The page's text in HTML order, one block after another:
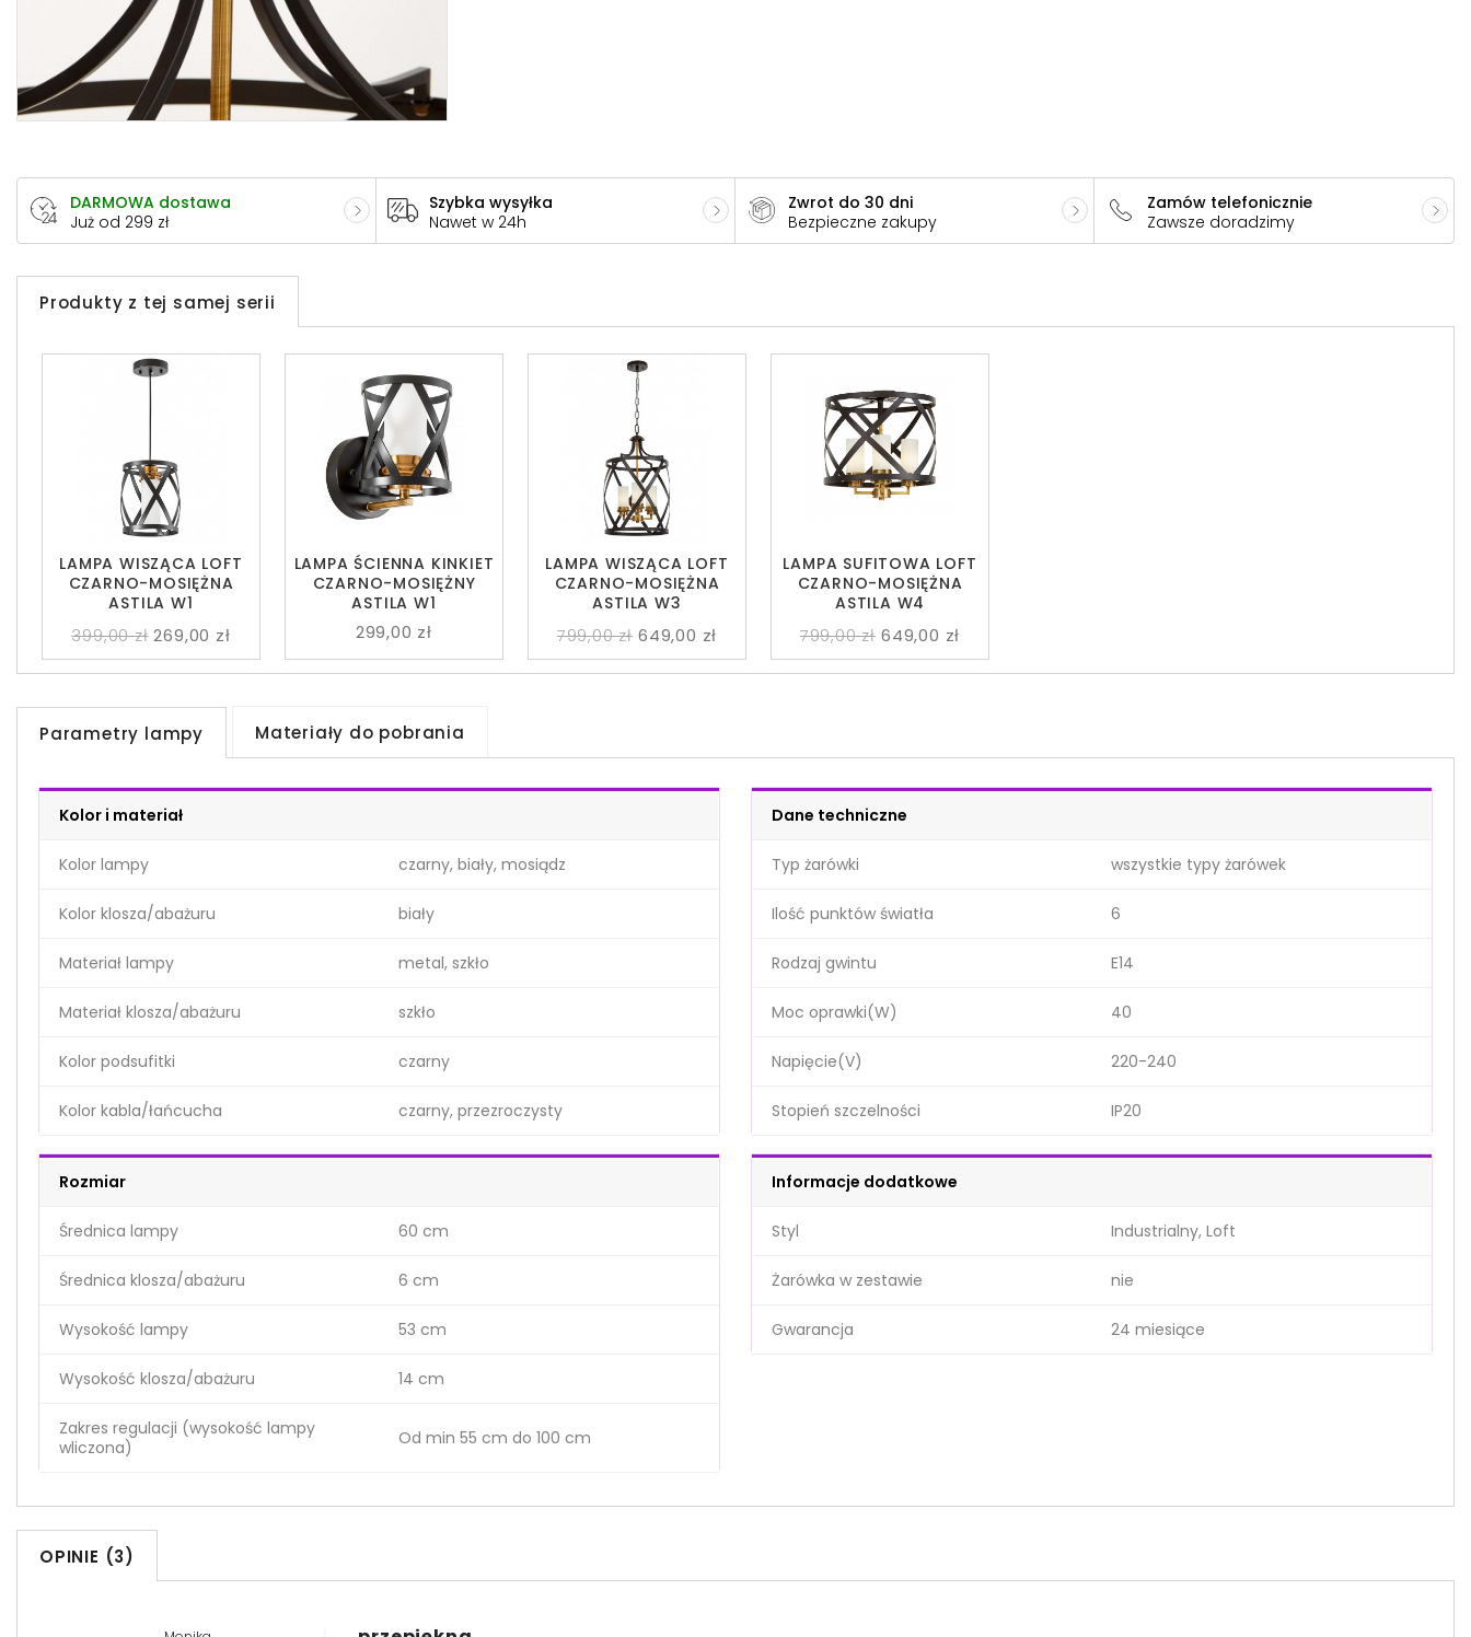
DARMOWA dostawa
Już od 299 zł
Szybka wysyłka
Nawet w 24h
Zwrot do 30 dni
Bezpieczne zakupy
Zamów telefonicznie
Zawsze doradzimy
Produkty z tej samej serii
LAMPA WISZĄCA LOFT
CZARNO-MOSIĘŻNA
ASTILA W3
799,00 zł 649,00 zł
LAMPA SUFITOWA LOFT
CZARNO-MOSIĘŻNA
ASTILA W4
799,00 zł 649,00 zł
LAMPA WISZĄCA LOFT
CZARNO-MOSIĘŻNA
ASTILA W1
399,00 zł 269,00 zł
LAMPA ŚCIENNA KINKIET
CZARNO-MOSIĘŻNY
ASTILA W1
299,00 zł
Parametry lampy Materiały do pobrania
Kolor i materiał
Kolor lampy czarny, biały, mosiądz
Kolor klosza/abażuru biały
Materiał lampy metal, szkło
Materiał klosza/abażuru szkło
Kolor podsufitki czarny
Kolor kabla/łańcucha czarny, przezroczysty
Dane techniczne
Typ żarówki wszystkie typy żarówek
Ilość punktów światła 6
Rodzaj gwintu E14
Moc oprawki(W) 40
Napięcie(V) 220-240
Stopień szczelności IP20
Rozmiar
Średnica lampy 60 cm
Średnica klosza/abażuru 6 cm
Wysokość lampy 53 cm
Wysokość klosza/abażuru 14 cm
Zakres regulacji (wysokość lampy
wliczona)
Od min 55 cm do 100 cm
Informacje dodatkowe
Styl Industrialny, Loft
Żarówka w zestawie nie
Gwarancja 24 miesiące
OPINIE (3)